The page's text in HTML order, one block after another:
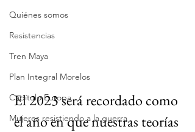
Quiénes somos
Resistencias
Tren Maya
Plan Integral Morelos
Capítulo Europa
Mujeres resistiendo a la guerra
El 2023 será recordado como
el año en que nuestras teorías